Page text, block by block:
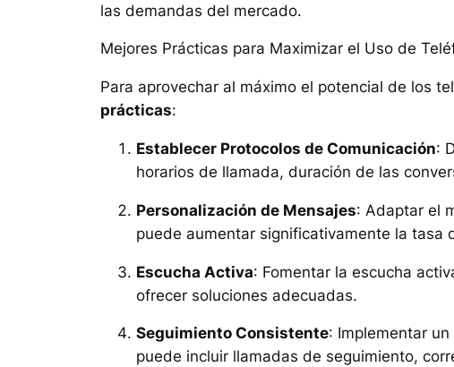
las demandas del mercado.
Mejores Prácticas para Maximizar el Uso de
Para aprovechar al máximo el potencial de los
prácticas:
Establecer Protocolos de Comunicación:
horarios de llamada, duración de las
Personalización de Mensajes: Adaptar el
puede aumentar significativamente la tasa
Escucha Activa: Fomentar la escucha
ofrecer soluciones adecuadas.
Seguimiento Consistente: Implementar
puede incluir llamadas de seguimiento,